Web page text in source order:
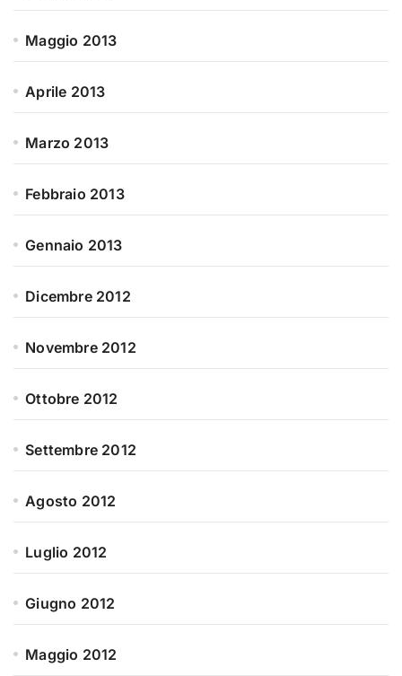
Maggio 2013
Aprile 2013
Marzo 2013
Febbraio 2013
Gennaio 2013
Dicembre 2012
Novembre 2012
Ottobre 2012
Settembre 2012
Agosto 2012
Luglio 2012
Giugno 2012
Maggio 2012